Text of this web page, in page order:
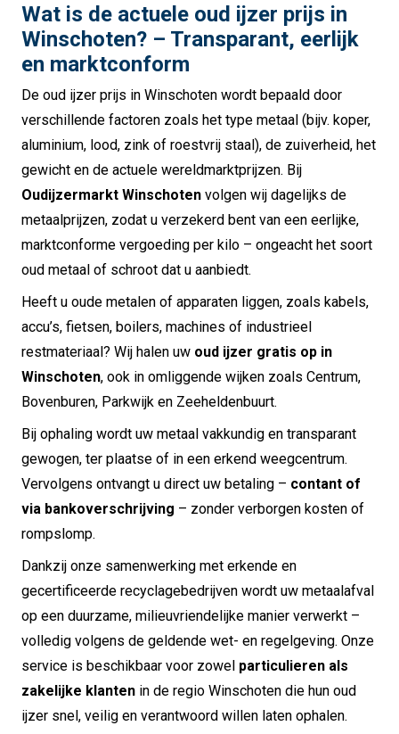
Wat is de actuele oud ijzer prijs in
Winschoten? – Transparant, eerlijk
en marktconform
De oud ijzer prijs in Winschoten wordt bepaald door
verschillende factoren zoals het type metaal (bijv. koper,
aluminium, lood, zink of roestvrij staal), de zuiverheid, het
gewicht en de actuele wereldmarktprijzen. Bij
Oudijzermarkt Winschoten volgen wij dagelijks de
metaalprijzen, zodat u verzekerd bent van een eerlijke,
marktconforme vergoeding per kilo – ongeacht het soort
oud metaal of schroot dat u aanbiedt.
Heeft u oude metalen of apparaten liggen, zoals kabels,
accu’s, fietsen, boilers, machines of industrieel
restmateriaal? Wij halen uw oud ijzer gratis op in
Winschoten, ook in omliggende wijken zoals Centrum,
Bovenburen, Parkwijk en Zeeheldenbuurt.
Bij ophaling wordt uw metaal vakkundig en transparant
gewogen, ter plaatse of in een erkend weegcentrum.
Vervolgens ontvangt u direct uw betaling – contant of
via bankoverschrijving – zonder verborgen kosten of
rompslomp.
Dankzij onze samenwerking met erkende en
gecertificeerde recyclagebedrijven wordt uw metaalafval
op een duurzame, milieuvriendelijke manier verwerkt –
volledig volgens de geldende wet- en regelgeving. Onze
service is beschikbaar voor zowel particulieren als
zakelijke klanten in de regio Winschoten die hun oud
ijzer snel, veilig en verantwoord willen laten ophalen.